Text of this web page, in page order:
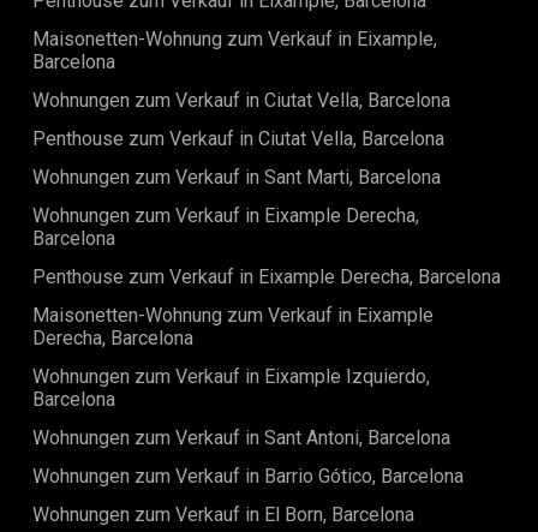
Zusätzlich vervollständigen ein Wohnbereich und ein drittes
Badezimmer diese Etage und bieten ausreichend Platz für
Freizeit und Unterhaltung.Auf der oberen Etage erwartet
Sie ein geräumiges Wohnzimmer, ein stilvoller Essbereich
und eine gut ausgestattete Küche. Diese Bereiche fließen
gesellige Zusammenkünfte oder entspannte Abende mit
Terrasse, auf der Sie das mediterrane Klima genießen und
atemberaubende Ausblicke auf die Stadt bewundern
können.Diese außergewöhnliche Immobilie bietet eine
Reihe begehrter Annehmlichkeiten, darunter ein dedizierter
Concierge-Service, ein Aufzug für einen bequemen
Zugang, Parkettböden im gesamten Gebäude und
und Klimaanlagen sorgen für ganzjährigen Komfort,
während der Balkon zusätzlichen Raum bietet, um die Natur
zu genießen.Die günstige Lage in der Nähe öffentlicher
Verkehrsmittel macht dieses Penthouse ideal für
diejenigen, die einen bequemen und gut angebundenen
und präsentiert sich als Neubau, der nahtlos mit dem
Maisonetten-Wohnung zum Verkauf in Eixample,
Barcelona
Wohnungen zum Verkauf in Ciutat Vella, Barcelona
Penthouse zum Verkauf in Ciutat Vella, Barcelona
Wohnungen zum Verkauf in Sant Marti, Barcelona
Wohnungen zum Verkauf in Eixample Derecha,
Barcelona
Penthouse zum Verkauf in Eixample Derecha, Barcelona
Maisonetten-Wohnung zum Verkauf in Eixample
Derecha, Barcelona
Wohnungen zum Verkauf in Eixample Izquierdo,
Barcelona
Wohnungen zum Verkauf in Sant Antoni, Barcelona
Wohnungen zum Verkauf in Barrio Gótico, Barcelona
Wohnungen zum Verkauf in El Born, Barcelona